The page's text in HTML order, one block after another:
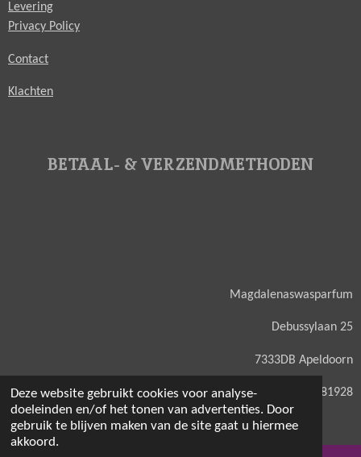
Deze website gebruikt cookies voor analyse-
doeleinden en/of het tonen van advertenties. Door
gebruik te blijven maken van de site gaat u hiermee
akkoord.
Levering
Privacy Policy
Contact
Klachten
BETAAL- & VERZENDMETHODEN
Magdalenaswasparfum
Debussylaan 25
7333DB Apeldoorn
KVK: 71581928